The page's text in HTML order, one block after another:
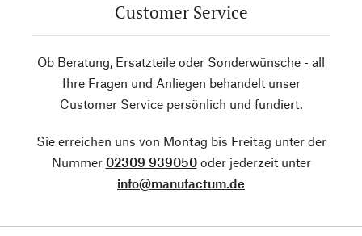
Customer Service
Ob Beratung, Ersatzteile oder Sonderwünsche - all
Ihre Fragen und Anliegen behandelt unser
Customer Service persönlich und fundiert.
Sie erreichen uns von Montag bis Freitag unter der
Nummer 02309 939050oder jederzeit unter
info@manufactum.de